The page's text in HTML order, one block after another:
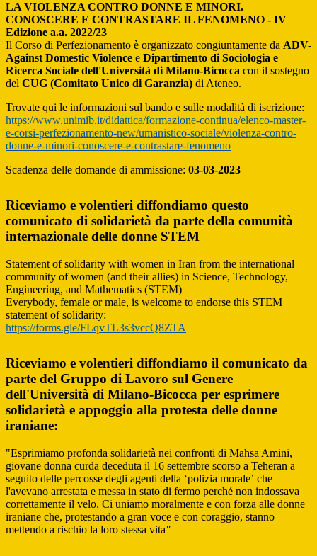
LA VIOLENZA CONTRO DONNE E MINORI.
CONOSCERE E CONTRASTARE IL FENOMENO - IV
Edizione a.a. 2022/23
Il Corso di Perfezionamento è organizzato congiuntamente da ADV-
Against Domestic Violence e Dipartimento di Sociologia e
Ricerca Sociale dell'Università di Milano-Bicocca con il sostegno
del CUG (Comitato Unico di Garanzia) di Ateneo.
Trovate qui le informazioni sul bando e sulle modalità di iscrizione:
https://www.unimib.it/didattica/formazione-continua/elenco-master-
e-corsi-perfezionamento-new/umanistico-sociale/violenza-contro-
donne-e-minori-conoscere-e-contrastare-fenomeno
Scadenza delle domande di ammissione: 03-03-2023
Riceviamo e volentieri diffondiamo questo
comunicato di solidarietà da parte della comunità
internazionale delle donne STEM
Statement of solidarity with women in Iran from the international
community of women (and their allies) in Science, Technology,
Engineering, and Mathematics (STEM)
Everybody, female or male, is welcome to endorse this STEM
statement of solidarity:
https://forms.gle/FLqvTL3s3vccQ8ZTA
Riceviamo e volentieri diffondiamo il comunicato da
parte del Gruppo di Lavoro sul Genere
dell'Università di Milano-Bicocca per esprimere
solidarietà e appoggio alla protesta delle donne
iraniane:
"Esprimiamo profonda solidarietà nei confronti di Mahsa Amini,
giovane donna curda deceduta il 16 settembre scorso a Teheran a
seguito delle percosse degli agenti della ‘polizia morale’ che
l'avevano arrestata e messa in stato di fermo perché non indossava
correttamente il velo. Ci uniamo moralmente e con forza alle donne
iraniane che, protestando a gran voce e con coraggio, stanno
mettendo a rischio la loro stessa vita"